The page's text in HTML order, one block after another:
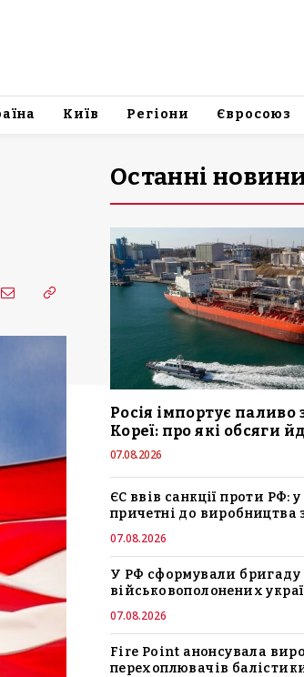
Київ Регіони Євросоюз
Останні
Росія імпортує паливо
Кореї: про які обсяги
07.08.2026
ЄС ввів санкції проти РФ:
причетні до виробництва
07.08.2026
У РФ сформували бригаду
військовополонених
07.08.2026
Fire Point анонсувала
перехоплювачів